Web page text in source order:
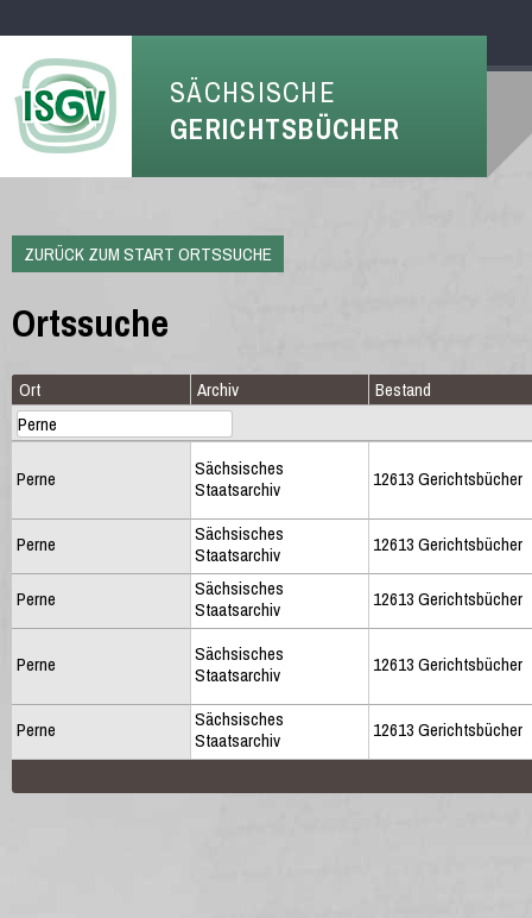
SÄCHSISCHE
GERICHTSBÜCHER
ZURÜCK ZUM START ORTSSUCHE
Ortssuche
Ort Archiv Bestand
Perne
Sächsisches
Staatsarchiv
12613 Gerichtsbücher
Perne
Sächsisches
Staatsarchiv
12613 Gerichtsbücher
Perne
Sächsisches
Staatsarchiv
12613 Gerichtsbücher
Perne
Sächsisches
Staatsarchiv
12613 Gerichtsbücher
Perne
Sächsisches
Staatsarchiv
12613 Gerichtsbücher